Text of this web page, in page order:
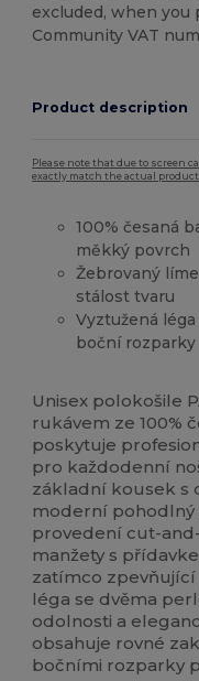
excluded, when you
Community VAT
Product description
Please note that due to screen
exactly match the actual product
100% česaná
měkký povrch
Žebrovaný
stálost tvaru
Vyztužená
boční rozparky
Unisex polokošile
rukávem ze 100%
poskytuje
pro každodenní
základní kousek s
moderní pohodlný
provedení cut-
manžety s
zatímco zpevňující
léga se dvěma
odolnosti a
obsahuje rovné
bočními rozparky